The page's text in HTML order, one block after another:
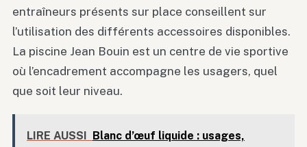
entraîneurs présents sur place conseillent sur
l’utilisation des différents accessoires disponibles.
La piscine Jean Bouin est un centre de vie sportive
où l’encadrement accompagne les usagers, quel
que soit leur niveau.
LIRE AUSSI Blanc d’œuf liquide : usages,